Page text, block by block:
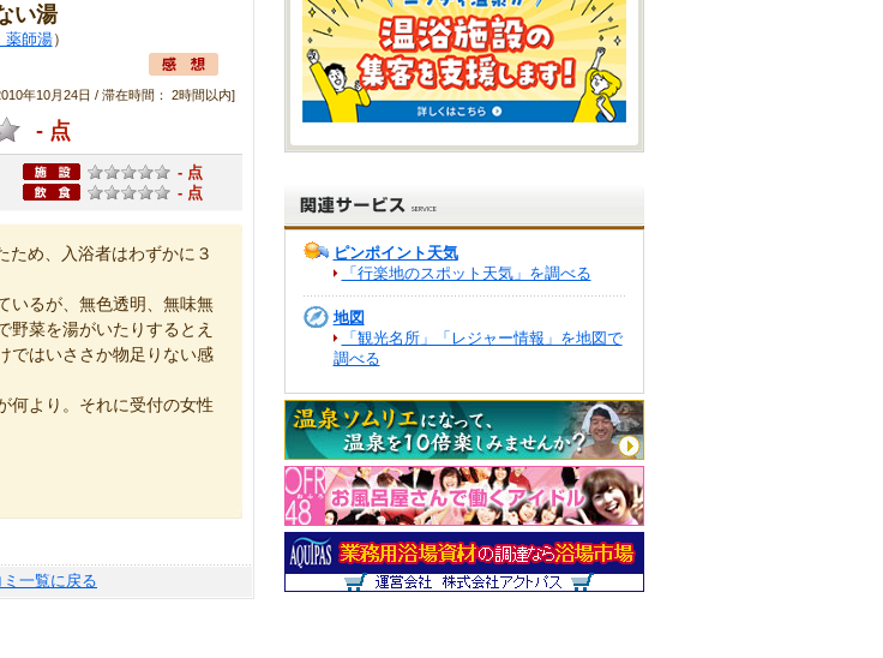
い湯
薬師湯）
年10月24日 / 滞在時間： 2時間以内]
- 点
- 点
- 点
め、入浴者はわずかに３
いるが、無色透明、無味無
野菜を湯がいたりするとえ
ではいささか物足りない感
何より。それに受付の女性
一覧に戻る
ピンポイント天気
「行楽地のスポット天気」を調べる
地図
「観光名所」「レジャー情報」を地図で
調べる